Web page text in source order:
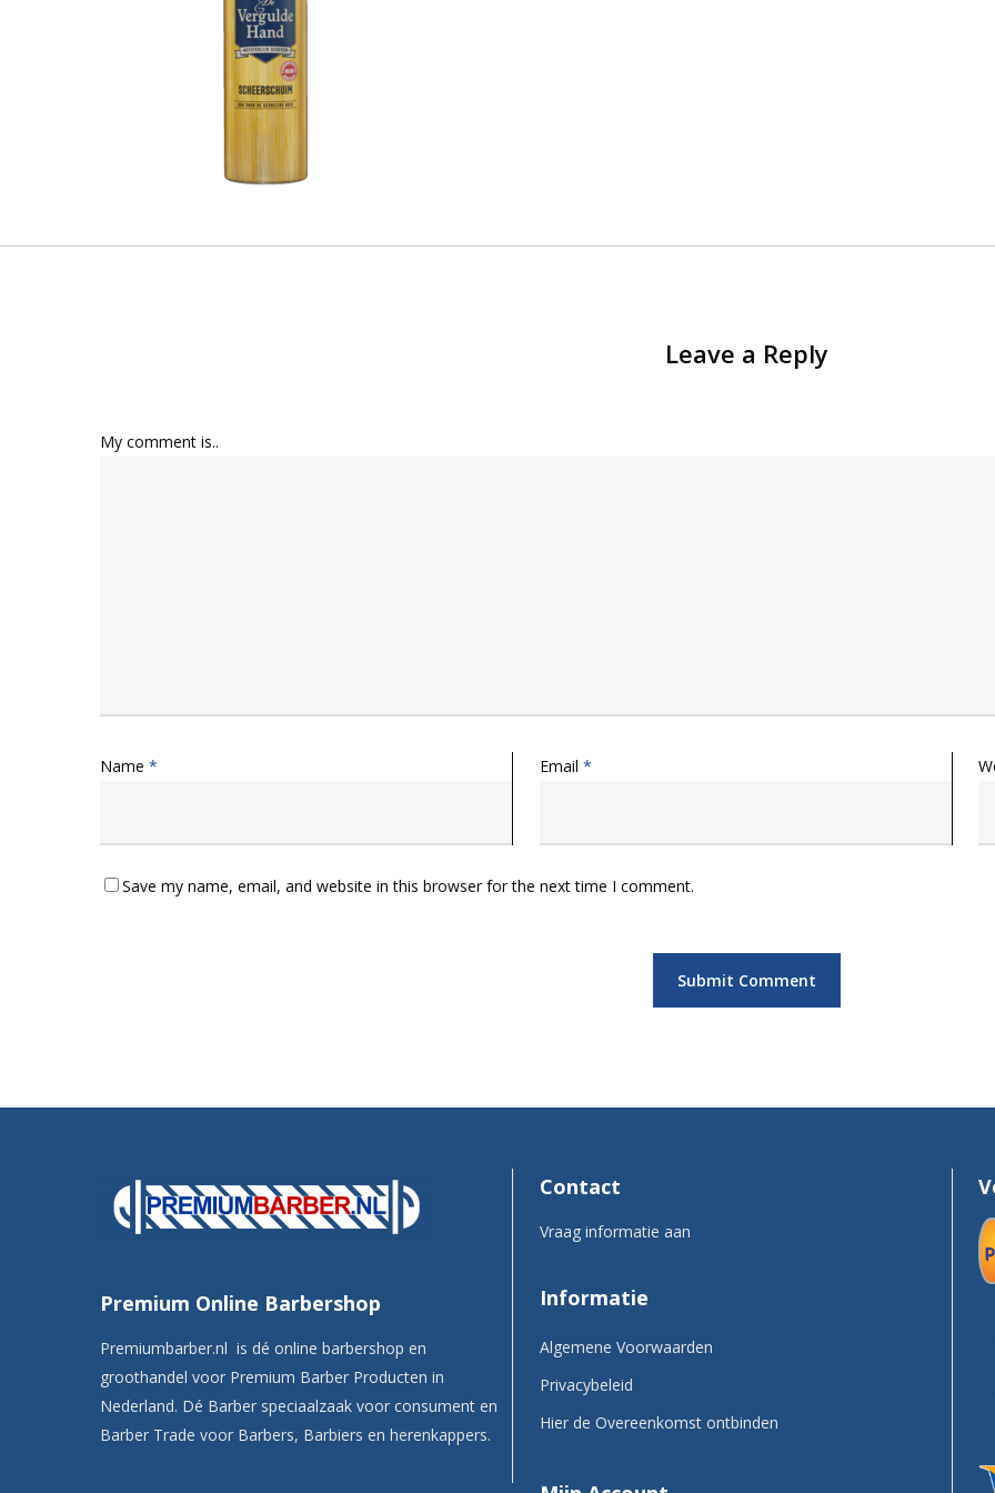
Leave a Reply
My comment is..
Name * Email *
Save my name, email, and website in this browser for the next time I comment.
Premium Online Barbershop
Premiumbarber.nl is dé online barbershop en
groothandel voor Premium Barber Producten in
Nederland. Dé Barber speciaalzaak voor consument en
Barber Trade voor Barbers, Barbiers en herenkappers.
Contact
Vraag informatie aan
Informatie
Algemene Voorwaarden
Privacybeleid
Hier de Overeenkomst ontbinden